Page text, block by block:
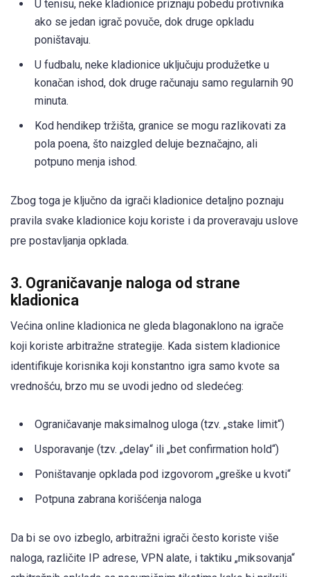
U tenisu, neke kladionice priznaju pobedu protivnika
ako se jedan igrač povuče, dok druge opkladu
poništavaju.
U fudbalu, neke kladionice uključuju produžetke u
konačan ishod, dok druge računaju samo regularnih 90
minuta.
Kod hendikep tržišta, granice se mogu razlikovati za
pola poena, što naizgled deluje beznačajno, ali
potpuno menja ishod.
Zbog toga je ključno da igrači kladionice detaljno poznaju
pravila svake kladionice koju koriste i da proveravaju uslove
pre postavljanja opklada.
3. Ograničavanje naloga od strane
kladionica
Većina online kladionica ne gleda blagonaklono na igrače
koji koriste arbitražne strategije. Kada sistem kladionice
identifikuje korisnika koji konstantno igra samo kvote sa
vrednošću, brzo mu se uvodi jedno od sledećeg:
Ograničavanje maksimalnog uloga (tzv. „stake limit“)
Usporavanje (tzv. „delay“ ili „bet confirmation hold“)
Poništavanje opklada pod izgovorom „greške u kvoti“
Potpuna zabrana korišćenja naloga
Da bi se ovo izbeglo, arbitražni igrači često koriste više
naloga, različite IP adrese, VPN alate, i taktiku „miksovanja“